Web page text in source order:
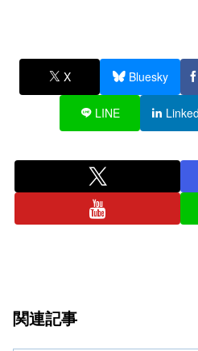
X Bluesky
LINE
関連記事